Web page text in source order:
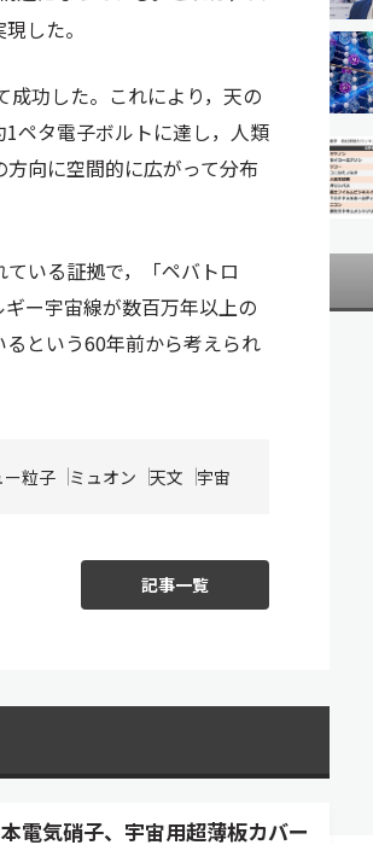
した。
功した。これにより，天の
ペタ電子ボルトに達し，人類
向に空間的に広がって分布
いる証拠で，「ペバトロ
ー宇宙線が数百万年以上の
という60年前から考えられ
ー粒子 ミュオン 天文 宇宙
記事一覧
電気硝子、宇宙用超薄板カバー